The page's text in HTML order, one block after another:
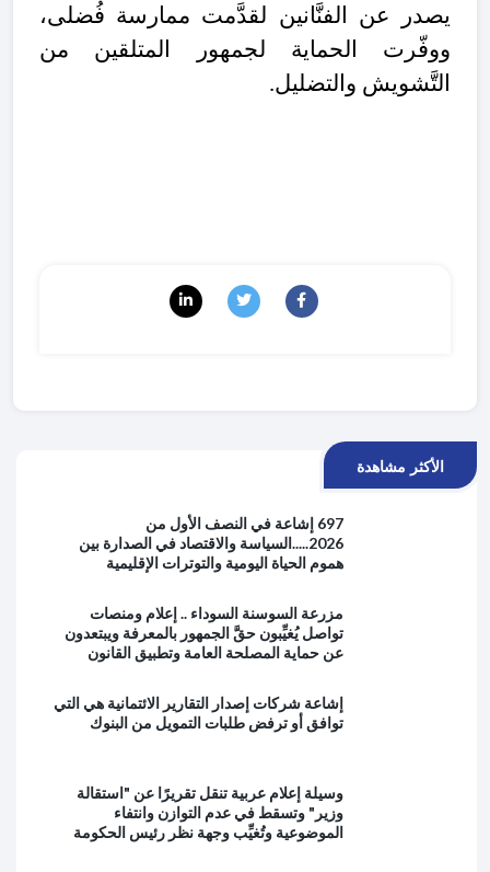
يصدر عن الفنَّانين لقدَّمت ممارسة فُضلى،
ووفّرت الحماية لجمهور المتلقين من
التَّشويش والتضليل.
الأكثر مشاهدة
697 إشاعة في النصف الأول من
2026.....السياسة والاقتصاد في الصدارة بين
هموم الحياة اليومية والتوترات الإقليمية
مزرعة السوسنة السوداء .. إعلام ومنصات
تواصل يُغيِّبون حقَّ الجمهور بالمعرفة ويبتعدون
عن حماية المصلحة العامة وتطبيق القانون
إشاعة شركات إصدار التقارير الائتمانية هي التي
توافق أو ترفض طلبات التمويل من البنوك
وسيلة إعلام عربية تنقل تقريرًا عن "استقالة
وزير" وتسقط في عدم التوازن وانتفاء
الموضوعية وتُغيِّب وجهة نظر رئيس الحكومة